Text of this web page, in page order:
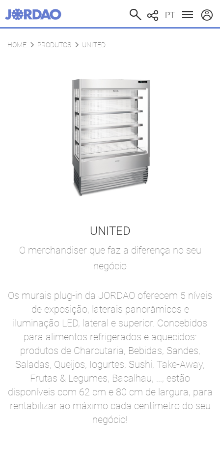
PT
HOME PRODUTOS UNITED
UNITED
O merchandiser que faz a diferença no seu
negócio
Os murais plug-in da JORDAO oferecem 5 níveis
de exposição, laterais panorâmicos e
iluminação LED, lateral e superior. Concebidos
para alimentos refrigerados e aquecidos:
produtos de Charcutaria, Bebidas, Sandes,
Saladas, Queijos, Iogurtes, Sushi, Take-Away,
Frutas & Legumes, Bacalhau, ..., estão
disponíveis com 62 cm e 80 cm de largura, para
rentabilizar ao máximo cada centímetro do seu
negócio!